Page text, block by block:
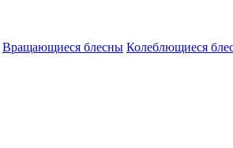
Вращающиеся блесны Колеблющиеся